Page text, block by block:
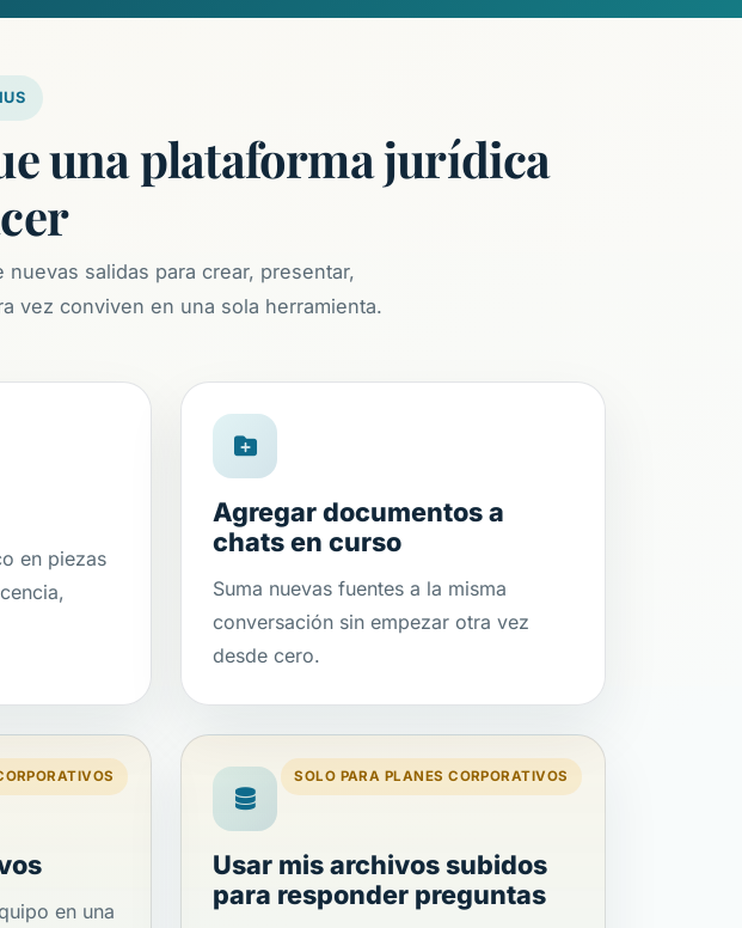
una plataforma jurídica
salidas para crear, presentar,
vez conviven en una sola herramienta.
en piezas
Agregar documentos a
chats en curso
Suma nuevas fuentes a la misma
conversación sin empezar otra vez
desde cero.
en una
SOLO PARA PLANES CORPORATIVOS
Usar mis archivos subidos
para responder preguntas